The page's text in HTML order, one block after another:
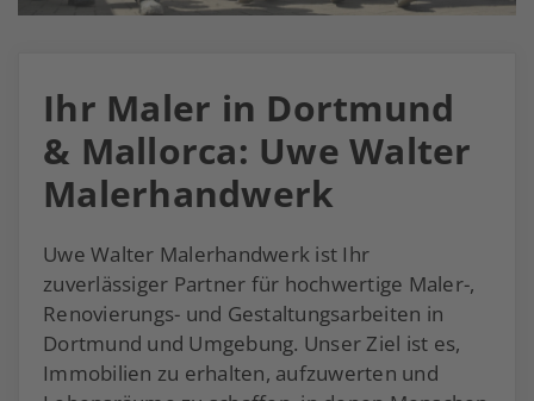
Ihr Maler in Dortmund
& Mallorca: Uwe Walter
Malerhandwerk
Uwe Walter Malerhandwerk ist Ihr
zuverlässiger Partner für hochwertige Maler-,
Renovierungs- und Gestaltungsarbeiten in
Dortmund und Umgebung. Unser Ziel ist es,
Immobilien zu erhalten, aufzuwerten und